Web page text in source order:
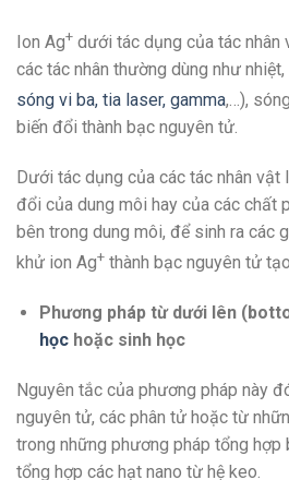
Ion Ag+ dưới tác dụng của tác nhân
các tác nhân thường dùng như
sóng vi ba, tia laser, gamma,…),
biến đổi thành bạc nguyên tử.
Dưới tác dụng của các tác nhân vật
đổi của dung môi hay của các chất
bên trong dung môi, để sinh ra các
khử ion Ag+ thành bạc nguyên tử
Phương pháp từ dưới lên
họchoặc sinh học
Nguyên tắc của phương pháp này
nguyên tử, các phân tử hoặc từ
trong những phương pháp tổng
tổng hợp các hạt nano từ hệ keo.